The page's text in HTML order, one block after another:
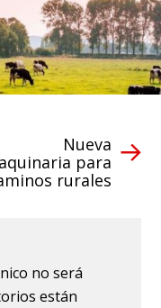
Nueva
para
rurales
no será
están